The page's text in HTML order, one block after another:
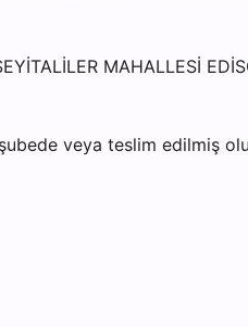
MAHALLESİ
veya teslim edilmiş